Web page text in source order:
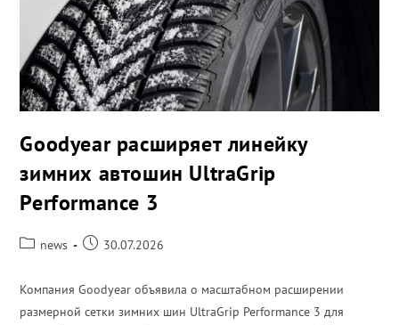
Goodyear расширяет линейку
зимних автошин UltraGrip
Performance 3
news 30.07.2026
Компания Goodyear объявила о масштабном расширении
размерной сетки зимних шин UltraGrip Performance 3 для